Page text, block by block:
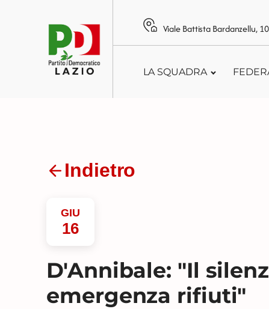
Viale Battista Bardanzellu,
LA SQUADRA
Indietro
GIU
16
D'Annibale: "Il
emergenza rifiuti"